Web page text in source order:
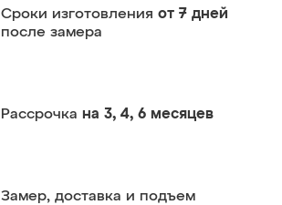
Сроки изготовления от 7 дней
после замера
Рассрочка на 3, 4, 6 месяцев
Замер, доставка и подъем